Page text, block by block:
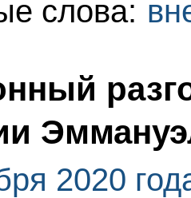
слова:
2020